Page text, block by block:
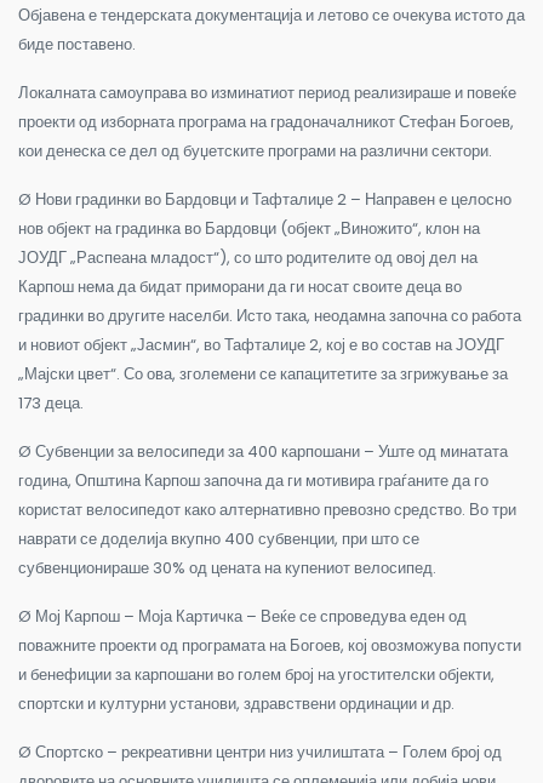
Објавена е тендерската документација и летово се очекува истото да
биде поставено.
Локалната самоуправа во изминатиот период реализираше и повеќе
проекти од изборната програма на градоначалникот Стефан Богоев,
кои денеска се дел од буџетските програми на различни сектори.
Ø Нови градинки во Бардовци и Тафталиџе 2 – Направен е целосно
нов објект на градинка во Бардовци (објект „Виножито“, клон на
ЈОУДГ „Распеана младост“), со што родителите од овој дел на
Карпош нема да бидат приморани да ги носат своите деца во
градинки во другите населби. Исто така, неодамна започна со работа
и новиот објект „Јасмин“, во Тафталиџе 2, кој е во состав на ЈОУДГ
„Мајски цвет“. Со ова, зголемени се капацитетите за згрижување за
173 деца.
Ø Субвенции за велосипеди за 400 карпошани – Уште од минатата
година, Општина Карпош започна да ги мотивира граѓаните да го
користат велосипедот како алтернативно превозно средство. Во три
наврати се доделија вкупно 400 субвенции, при што се
субвенционираше 30% од цената на купениот велосипед.
Ø Мој Карпош – Моја Картичка – Веќе се спроведува еден од
поважните проекти од програмата на Богоев, кој овозможува попусти
и бенефиции за карпошани во голем број на угостителски објекти,
спортски и културни установи, здравствени ординации и др.
Ø Спортско – рекреативни центри низ училиштата – Голем број од